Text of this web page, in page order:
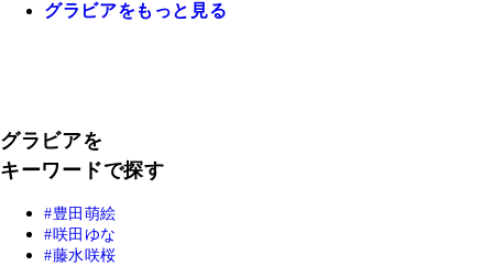
グラビアをもっと見る
グラビアを
キーワードで探す
豊田萌絵
咲田ゆな
藤水咲桜